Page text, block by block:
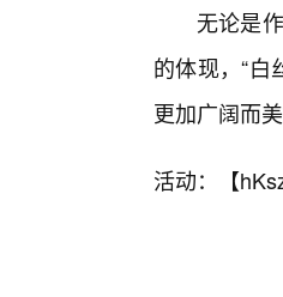
无论是
的体现，“
更加广阔而
活动：【